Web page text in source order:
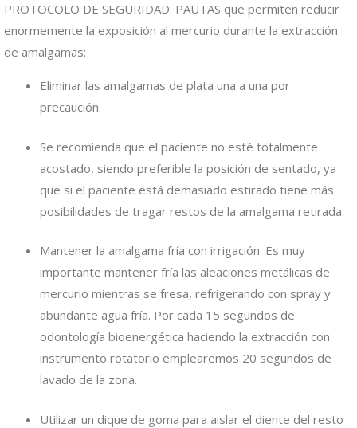
PROTOCOLO DE SEGURIDAD: PAUTAS que permiten reducir
enormemente la exposición al mercurio durante la extracción
de amalgamas:
Eliminar las amalgamas de plata una a una por
precaución.
Se recomienda que el paciente no esté totalmente
acostado, siendo preferible la posición de sentado, ya
que si el paciente está demasiado estirado tiene más
posibilidades de tragar restos de la amalgama retirada.
Mantener la amalgama fría con irrigación. Es muy
importante mantener fría las aleaciones metálicas de
mercurio mientras se fresa, refrigerando con spray y
abundante agua fría. Por cada 15 segundos de
odontología bioenergética haciendo la extracción con
instrumento rotatorio emplearemos 20 segundos de
lavado de la zona.
Utilizar un dique de goma para aislar el diente del resto